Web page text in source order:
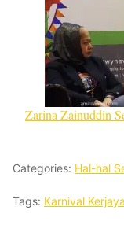
Zarina Zainuddin
Categories: Hal-hal
Tags: Karnival